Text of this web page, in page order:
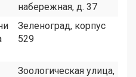
набережная, д. 37
Зеленоград, корпус
529
Зоологическая улица,